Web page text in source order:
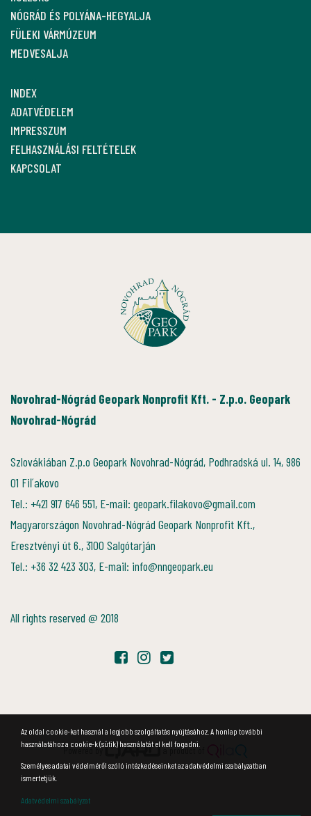
NÓGRÁD ÉS POLYÁNA-HEGYALJA
FÜLEKI VÁRMÚZEUM
MEDVESALJA
INDEX
ADATVÉDELEM
IMPRESSZUM
FELHASZNÁLÁSI FELTÉTELEK
KAPCSOLAT
Novohrad-Nógrád Geopark Nonprofit Kft. - Z.p.o. Geopark
Novohrad-Nógrád
Szlovákiában Z.p.o Geopark Novohrad-Nógrád, Podhradská ul. 14, 986
01 Fiľakovo
Tel.: +421 917 646 551, E-mail: geopark.filakovo@gmail.com
Magyarországon Novohrad-Nógrád Geopark Nonprofit Kft.,
Eresztvényi út 6., 3100 Salgótarján
Tel.: +36 32 423 303, E-mail: info@nngeopark.eu
All rights reserved @ 2018
Powered by a product of
Az oldal cookie-kat használ a legjobb szolgáltatás nyújtásához. A honlap további
használatához a cookie-k (sütik) használatát el kell fogadni.
Személyes adatai védelméről szóló intézkedéseinket az adatvédelmi szabályzatban
ismertetjük.
Adatvédelmi szabályzat